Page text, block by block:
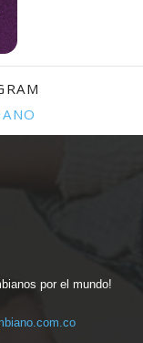
por el mundo!